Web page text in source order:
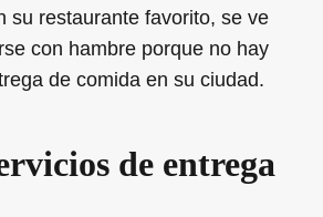
su restaurante favorito, se ve
con hambre porque no hay
de comida en su ciudad.
de entrega